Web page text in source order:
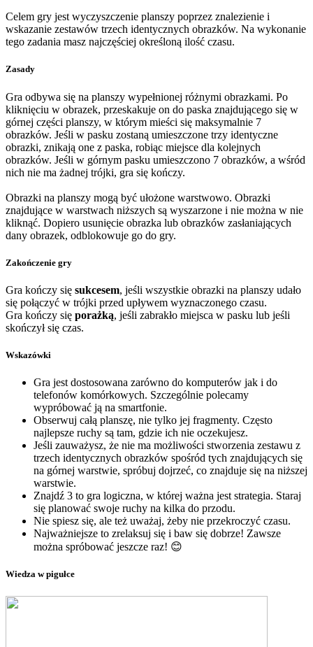
Celem gry jest wyczyszczenie planszy poprzez znalezienie i
wskazanie zestawów trzech identycznych obrazków. Na wykonanie
tego zadania masz najczęściej określoną ilość czasu.
Zasady
Gra odbywa się na planszy wypełnionej różnymi obrazkami. Po
kliknięciu w obrazek, przeskakuje on do paska znajdującego się w
górnej części planszy, w którym mieści się maksymalnie 7
obrazków. Jeśli w pasku zostaną umieszczone trzy identyczne
obrazki, znikają one z paska, robiąc miejsce dla kolejnych
obrazków. Jeśli w górnym pasku umieszczono 7 obrazków, a wśród
nich nie ma żadnej trójki, gra się kończy.
Obrazki na planszy mogą być ułożone warstwowo. Obrazki
znajdujące w warstwach niższych są wyszarzone i nie można w nie
kliknąć. Dopiero usunięcie obrazka lub obrazków zasłaniających
dany obrazek, odblokowuje go do gry.
Zakończenie gry
Gra kończy się sukcesem, jeśli wszystkie obrazki na planszy udało
się połączyć w trójki przed upływem wyznaczonego czasu.
Gra kończy się porażką, jeśli zabrakło miejsca w pasku lub jeśli
skończył się czas.
Wskazówki
Gra jest dostosowana zarówno do komputerów jak i do
telefonów komórkowych. Szczególnie polecamy
wypróbować ją na smartfonie.
Obserwuj całą planszę, nie tylko jej fragmenty. Często
najlepsze ruchy są tam, gdzie ich nie oczekujesz.
Jeśli zauważysz, że nie ma możliwości stworzenia zestawu z
trzech identycznych obrazków spośród tych znajdujących się
na górnej warstwie, spróbuj dojrzeć, co znajduje się na niższej
warstwie.
Znajdź 3 to gra logiczna, w której ważna jest strategia. Staraj
się planować swoje ruchy na kilka do przodu.
Nie spiesz się, ale też uważaj, żeby nie przekroczyć czasu.
Najważniejsze to zrelaksuj się i baw się dobrze! Zawsze
można spróbować jeszcze raz! 😊
Wiedza w pigułce